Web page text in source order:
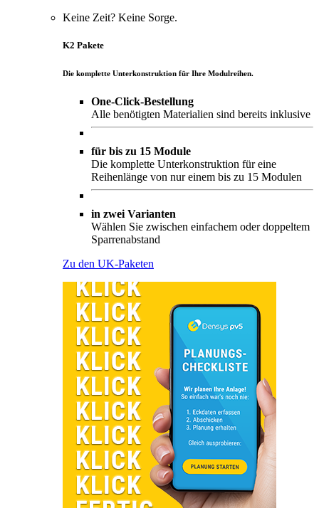
Keine Zeit? Keine Sorge.
K2 Pakete
Die komplette Unterkonstruktion für Ihre Modulreihen.
One-Click-Bestellung
Alle benötigten Materialien sind bereits inklusive
für bis zu 15 Module
Die komplette Unterkonstruktion für eine
Reihenlänge von nur einem bis zu 15 Modulen
in zwei Varianten
Wählen Sie zwischen einfachem oder doppeltem
Sparrenabstand
Zu den UK-Paketen